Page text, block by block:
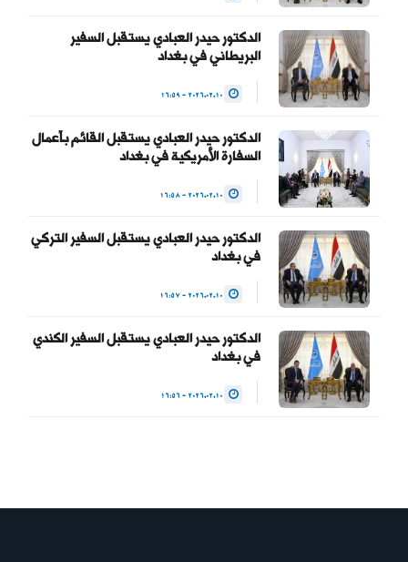
الدكتور حيدر العبادي يستقبل السفير
البريطاني في بغداد
الدكتور حيدر العبادي يستقبل القائم بأعمال
السفارة الأمريكية في بغداد
الدكتور حيدر العبادي يستقبل السفير التركي
في بغداد
الدكتور حيدر العبادي يستقبل السفير الكندي
في بغداد